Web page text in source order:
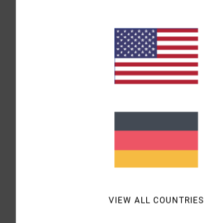
21. JUNI 2026
Original anzeigen - Français
ICH EMPFEHLE DIESES PRODUKT
5/5
VIEW ALL COUNTRIES